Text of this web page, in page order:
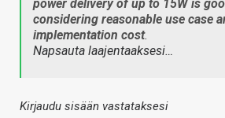
power delivery of up to 15W is
considering reasonable use case
implementation cost.
Napsauta laajentaaksesi…
Kirjaudu sisään vastataksesi